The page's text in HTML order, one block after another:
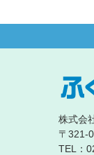
株式会
〒321-
TEL：